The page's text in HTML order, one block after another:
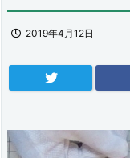
2019年4月12日